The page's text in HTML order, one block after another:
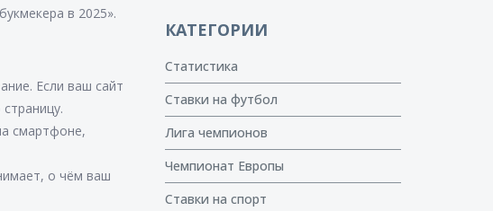
в 2025».
Если ваш сайт
смартфоне,
о чём ваш
КАТЕГОРИИ
Статистика
Ставки на футбол
Лига чемпионов
Чемпионат Европы
Ставки на спорт